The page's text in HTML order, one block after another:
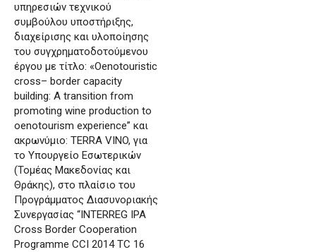
υπηρεσιών τεχνικού
συμβούλου υποστήριξης,
διαχείρισης και υλοποίησης
του συγχρηματοδοτούμενου
έργου με τίτλο: «Oenotouristic
cross– border capacity
building: A transition from
promoting wine production to
oenotourism experience” και
ακρωνύμιο: TERRA VINO, για
το Υπουργείο Εσωτερικών
(Τομέας Μακεδονίας και
Θράκης), στο πλαίσιο του
Προγράμματος Διασυνοριακής
Συνεργασίας “INTERREG IPA
Cross Border Cooperation
Programme CCI 2014 TC 16